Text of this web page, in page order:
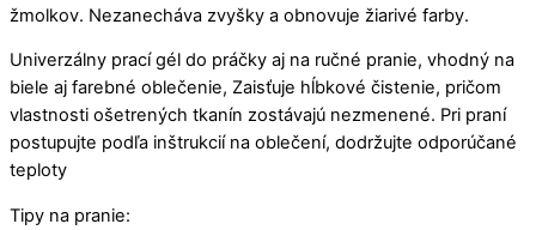
žmolkov. Nezanecháva zvyšky a obnovuje žiarivé farby.
Univerzálny prací gél do práčky aj na ručné pranie, vhodný na
biele aj farebné oblečenie, Zaisťuje hĺbkové čistenie, pričom
vlastnosti ošetrených tkanín zostávajú nezmenené. Pri praní
postupujte podľa inštrukcií na oblečení, dodržujte odporúčané
teploty
Tipy na pranie: